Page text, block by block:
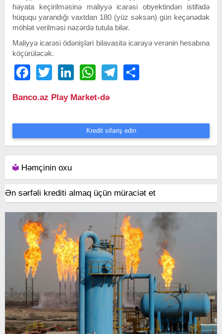
həyata keçirilməsinə maliyyə icarəsi obyektindən istifadə
hüququ yarandığı vaxtdan 180 (yüz səksən) gün keçənədək
möhlət verilməsi nəzərdə tutula bilər.
Maliyyə icarəsi ödənişləri bilavasitə icarəyə verənin hesabına
köçürüləcək.
FacebookTwitter LinkedIn WhatsAppTelegram
Banco.az Play Market-də
Kredit sifariş edin
Həmçinin oxu
Ən sərfəli krediti almaq üçün müraciət et